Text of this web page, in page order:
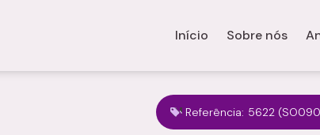
Sobre nós
Início
Referência: 5622